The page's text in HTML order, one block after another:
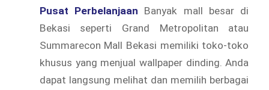
Pusat Perbelanjaan Banyak mall besar di
Bekasi seperti Grand Metropolitan atau
Summarecon Mall Bekasi memiliki toko-toko
khusus yang menjual wallpaper dinding. Anda
dapat langsung melihat dan memilih berbagai